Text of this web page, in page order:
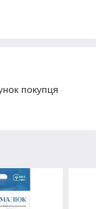
покупця